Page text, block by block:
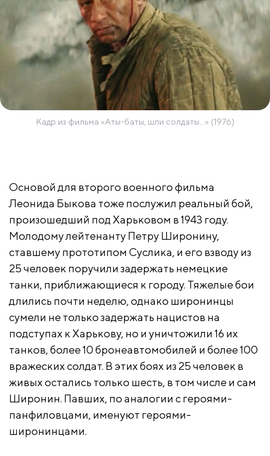
Кадр из фильма «Аты-баты, шли солдаты...» (1976)
Основой для второго военного фильма
Леонида Быкова тоже послужил реальный бой,
произошедший под Харьковом в 1943 году.
Молодому лейтенанту Петру Широнину,
ставшему прототипом Суслика, и его взводу из
25 человек поручили задержать немецкие
танки, приближающиеся к городу. Тяжелые бои
длились почти неделю, однако широнинцы
сумели не только задержать нацистов на
подступах к Харькову, но и уничтожили 16 их
танков, более 10 бронеавтомобилей и более 100
вражеских солдат. В этих боях из 25 человек в
живых остались только шесть, в том числе и сам
Широнин. Павших, по аналогии с героями-
панфиловцами, именуют героями-
широнинцами.